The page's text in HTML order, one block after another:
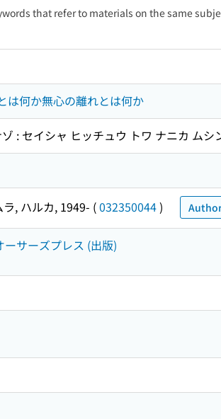
that refer to materials on the same
は何か無心の離れとは何か
: セイシャ ヒッチュウ トワ ナニカ ムシ
ラ, ハルカ, 1949- (032350044)
サーズプレス (出版)